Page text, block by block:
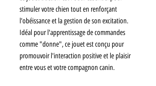
stimuler votre chien tout en renforçant
l'obéissance et la gestion de son excitation.
Idéal pour l'apprentissage de commandes
comme "donne", ce jouet est conçu pour
promouvoir l'interaction positive et le plaisir
entre vous et votre compagnon canin.